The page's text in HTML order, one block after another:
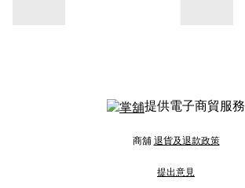
提供電子商貿服務
商舖 退貨及退款政策
提出意見